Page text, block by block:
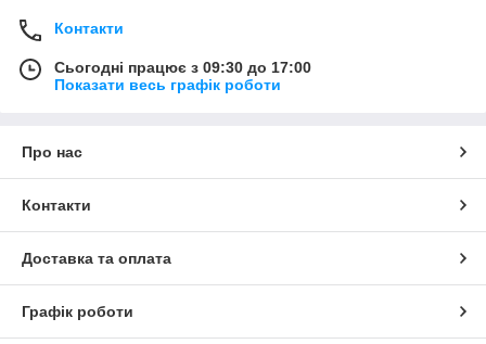
Контакти
Сьогодні працює з 09:30 до 17:00
Показати весь графік роботи
Про нас
Контакти
Доставка та оплата
Графік роботи